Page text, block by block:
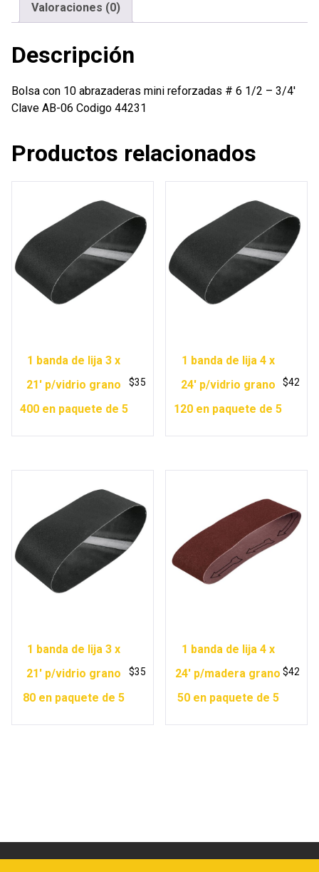
3/4'
cantidad
Valoraciones (0)
Descripción
Bolsa con 10 abrazaderas mini reforzadas # 6 1/2 – 3/4′
Clave AB-06 Codigo 44231
Productos relacionados
1 banda de lija 3 x
21′ p/vidrio grano
400 en paquete de 5
$35
1 banda de lija 4 x
24′ p/vidrio grano
120 en paquete de 5
$42
1 banda de lija 3 x
21′ p/vidrio grano
80 en paquete de 5
$35
1 banda de lija 4 x
24′ p/madera grano
50 en paquete de 5
$42